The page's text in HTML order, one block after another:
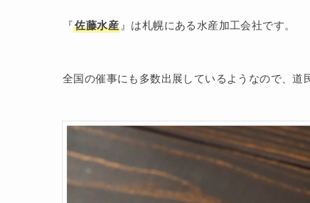
『佐藤水産 』は札幌にある水産加工会社です。
全国の催事にも多数出展しているようなので、道